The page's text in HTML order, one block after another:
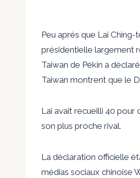
Peu après que Lai
présidentielle largement
Taiwan de Pékin a
Taiwan montrent que le
Lai avait recueilli 40 pour
son plus proche rival.
La déclaration officielle
médias sociaux chinoise